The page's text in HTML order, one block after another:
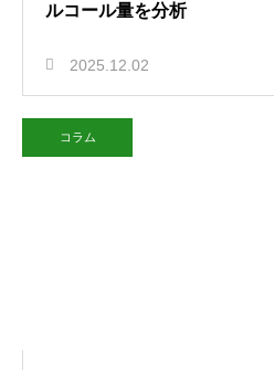
ルコール量を分析
2025.12.02
コラム